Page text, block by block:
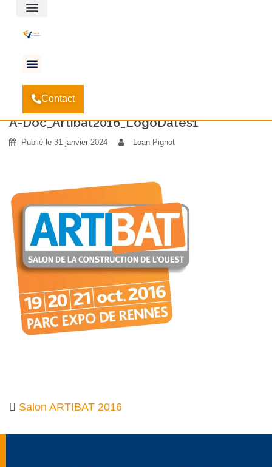
Contact
Accueil-Salon ARTIBAT 2016
Doc_Artibat2016_LogoDates1
A-Doc_Artibat2016_LogoDates1
Publié le 31 janvier 2024 Loan Pignot
Salon ARTIBAT 2016